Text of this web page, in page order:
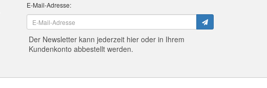
E-Mail-Adresse:
Der Newsletter kann jederzeit hier oder in Ihrem
Kundenkonto abbestellt werden.